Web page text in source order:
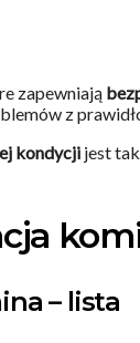
zapewniają
z
kondycji jest
– lista